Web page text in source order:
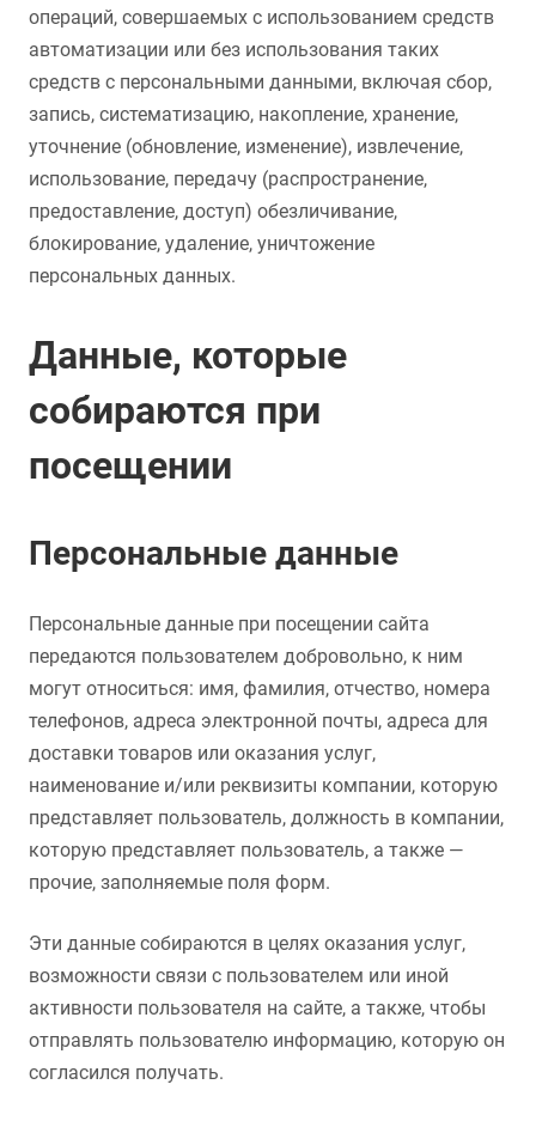
операций, совершаемых с использованием средств
автоматизации или без использования таких
средств с персональными данными, включая сбор,
запись, систематизацию, накопление, хранение,
уточнение (обновление, изменение), извлечение,
использование, передачу (распространение,
предоставление, доступ) обезличивание,
блокирование, удаление, уничтожение
персональных данных.
Данные, которые
собираются при
посещении
Персональные данные
Персональные данные при посещении сайта
передаются пользователем добровольно, к ним
могут относиться: имя, фамилия, отчество, номера
телефонов, адреса электронной почты, адреса для
доставки товаров или оказания услуг,
наименование и/или реквизиты компании, которую
представляет пользователь, должность в компании,
которую представляет пользователь, а также —
прочие, заполняемые поля форм.
Эти данные собираются в целях оказания услуг,
возможности связи с пользователем или иной
активности пользователя на сайте, а также, чтобы
отправлять пользователю информацию, которую он
согласился получать.